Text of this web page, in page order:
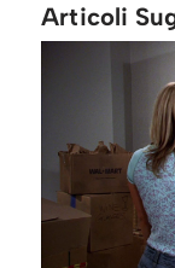
Articoli